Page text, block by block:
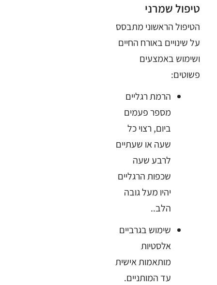
טיפול שמרני
הטיפול הראשוני מתבסס
על שינויים באורח החיים
ושימוש באמצעים
פשוטים:
הרמת רגליים
מספר פעמים
ביום, רצוי כל
שעה או שעתיים
לרבע שעה
שכפות הרגליים
יהיו מעל גובה
הלב..
שימוש בגרביים
אלסטיות
מותאמות אישית
עד המותניים.